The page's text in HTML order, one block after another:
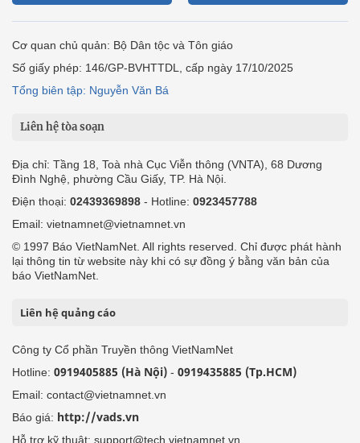
Cơ quan chủ quản: Bộ Dân tộc và Tôn giáo
Số giấy phép: 146/GP-BVHTTDL, cấp ngày 17/10/2025
Tổng biên tập: Nguyễn Văn Bá
Liên hệ tòa soạn
Địa chỉ: Tầng 18, Toà nhà Cục Viễn thông (VNTA), 68 Dương
Đình Nghệ, phường Cầu Giấy, TP. Hà Nội.
Điện thoại: 02439369898 - Hotline: 0923457788
Email: vietnamnet@vietnamnet.vn
© 1997 Báo VietNamNet. All rights reserved. Chỉ được phát hành
lại thông tin từ website này khi có sự đồng ý bằng văn bản của
báo VietNamNet.
Liên hệ quảng cáo
Công ty Cổ phần Truyền thông VietNamNet
Hotline: 0919405885 (Hà Nội) - 0919435885 (Tp.HCM)
Email: contact@vietnamnet.vn
Báo giá: http://vads.vn
Hỗ trợ kỹ thuật: support@tech.vietnamnet.vn